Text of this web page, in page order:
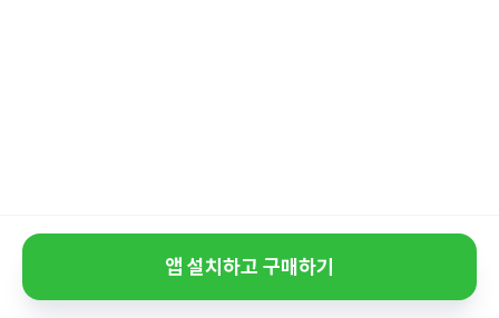
앱 설치하고 구매하기